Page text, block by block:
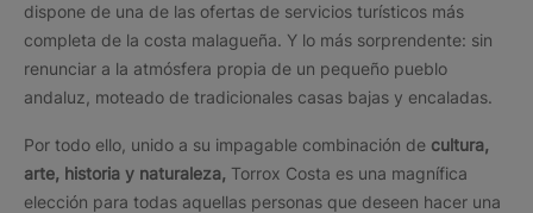
dispone de una de las ofertas de servicios turísticos más
completa de la costa malagueña. Y lo más sorprendente: sin
renunciar a la atmósfera propia de un pequeño pueblo
andaluz, moteado de tradicionales casas bajas y encaladas.
Por todo ello, unido a su impagable combinación de cultura,
arte, historia y naturaleza, Torrox Costa es una magnífica
elección para todas aquellas personas que deseen hacer una